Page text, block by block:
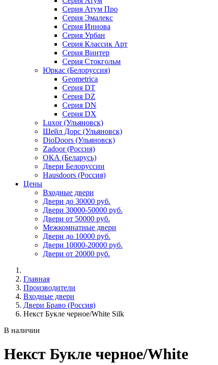
Серия Атум Про
Серия Эмалекс
Серия Иннова
Серия Урбан
Серия Классик Арт
Серия Винтер
Серия Стокгольм
Юркас (Белоруссия)
Geometrica
Серия DT
Серия DZ
Серия DN
Серия DX
Luxor (Ульяновск)
Шейл Дорс (Ульяновск)
DioDoors (Ульяновск)
Zadoor (Россия)
ОКА (Беларусь)
Двери Белоруссии
Hausdoors (Россия)
Цены
Входные двери
Двери до 30000 руб.
Двери 30000-50000 руб.
Двери от 50000 руб.
Межкомнатные двери
Двери до 10000 руб.
Двери 10000-20000 руб.
Двери от 20000 руб.
Главная
Производители
Входные двери
Двери Браво (Россия)
Некст Букле черное/White Silk
В наличии
Некст Букле черное/White